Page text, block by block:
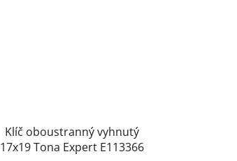
Klíč oboustranný vyhnutý
17x19 Tona Expert E113366